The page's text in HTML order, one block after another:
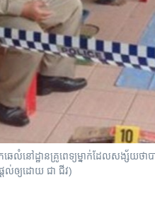
ឆេ​លំនៅដ្ឋាន​គ្រូពេទ្យ​ម្នាក់​ដែល​សង្ស័យ​
តល់​ឲ្យ​ដោយ ជា ជីវ)